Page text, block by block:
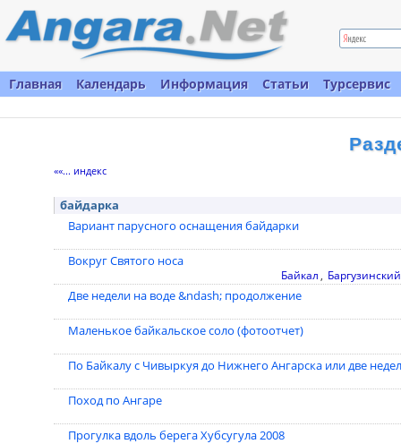
Главная Календарь Информация Статьи Турсервис
««... индекс
байдарка
Вариант парусного оснащения байдарки
Вокруг Святого носа
Байкал ,
Две недели на воде &ndash; продолжение
Маленькое байкальское соло (фотоотчет)
По Байкалу с Чивыркуя до Нижнего Ангарска или две
Поход по Ангаре
Прогулка вдоль берега Хубсугула 2008